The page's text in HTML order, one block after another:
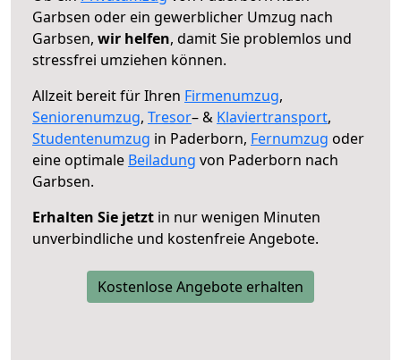
Garbsen oder ein gewerblicher Umzug nach
Garbsen, wir helfen, damit Sie problemlos und
stressfrei umziehen können.
Allzeit bereit für Ihren Firmenumzug,
Seniorenumzug, Tresor– & Klaviertransport,
Studentenumzug in Paderborn, Fernumzug oder
eine optimale Beiladung von Paderborn nach
Garbsen.
Erhalten Sie jetzt in nur wenigen Minuten
unverbindliche und kostenfreie Angebote.
Kostenlose Angebote erhalten